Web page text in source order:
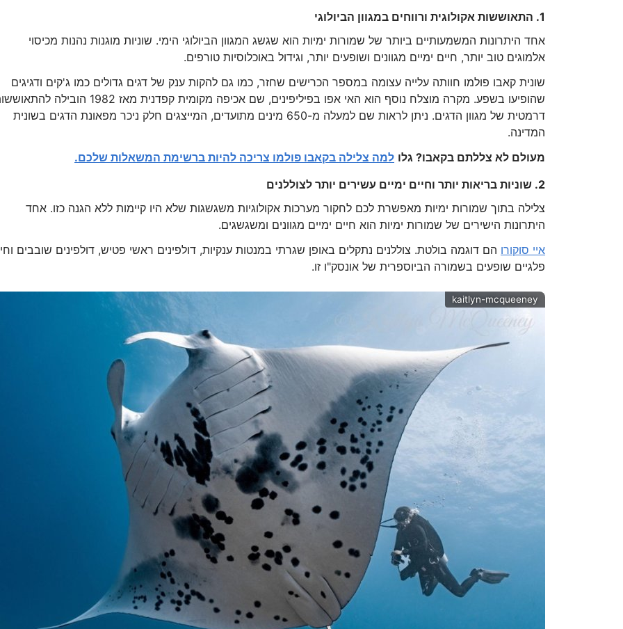
1. התאוששות אקולוגית ורווחים במגוון הביולוגי
אחד היתרונות המשמעותיים ביותר של שמורות ימיות הוא שגשג המגוון הביולוגי הימי. שוניות מוגנות נהנות מכיסוי
אלמוגים טוב יותר, חיים ימיים מגוונים ושופעים יותר, וגידול באוכלוסיות טורפים.
שונית קאבו פולמו חוותה עלייה עצומה במספר הכרישים שחזר, כמו גם להקות ענק של דגים גדולים כמו ג'קים ודגיגים
שהופיעו בשפע. מקרה מוצלח נוסף הוא האי אפו בפיליפינים, שם אכיפה מקומית קפדנית מאז 1982 הובילה
דרמטית של מגוון הדגים. ניתן לראות שם למעלה מ-650 מינים מתועדים, המייצגים חלק ניכר מפאונת הדגים בשונית
המדינה.
מעולם לא צללתם בקאבו? גלו למה צלילה בקאבו פולמו צריכה להיות ברשימת המשאלות שלכם.
2. שוניות בריאות יותר וחיים ימיים עשירים יותר לצוללנים
צלילה בתוך שמורות ימיות מאפשרת לכם לחקור מערכות אקולוגיות משגשגות שלא היו קיימות ללא הגנה כזו. אחד
היתרונות הישירים של שמורות ימיות הוא חיים ימיים מגוונים ומשגשגים.
איי סוקורו הם דוגמה בולטת. צוללנים נתקלים באופן שגרתי במנטות ענקיות, דולפינים ראשי פטיש, דולפינים שובבים
פלגיים שופעים בשמורה הביוספרית של אונסק"ו זו.
kaitlyn-mcqueeney